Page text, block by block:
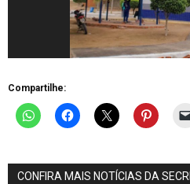
Compartilhe:
CONFIRA MAIS NOTÍCIAS DA